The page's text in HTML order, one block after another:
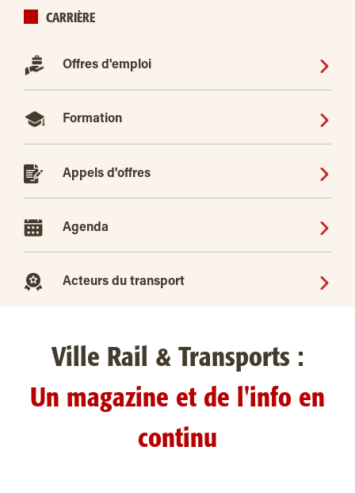
CARRIÈRE
Offres d'emploi
Formation
Appels d'offres
Agenda
Acteurs du transport
Ville Rail & Transports :
Un magazine et de l'info en
continu